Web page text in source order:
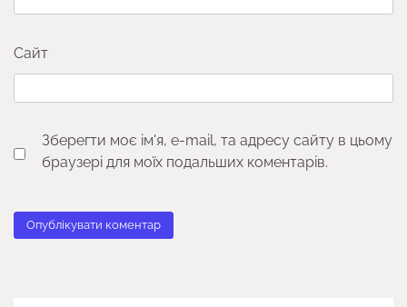
Сайт
Зберегти моє ім'я, e-mail, та адресу сайту в цьому
браузері для моїх подальших коментарів.